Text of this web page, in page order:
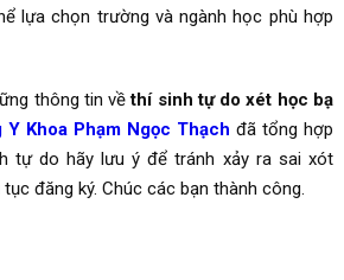
lựa chọn trường và ngành học phù hợp
thông tin vềthí sinh tự do xét học bạ
Khoa Phạm Ngọc Thạch đã tổng hợp
tự do hãy lưu ý để tránh xảy ra sai xót
đăng ký. Chúc các bạn thành công.